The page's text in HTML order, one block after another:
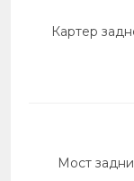
Картер
Мост